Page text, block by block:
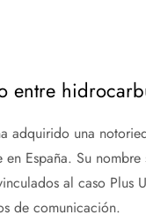
entre
adquirido una
España. Su
al caso
de comunicación.